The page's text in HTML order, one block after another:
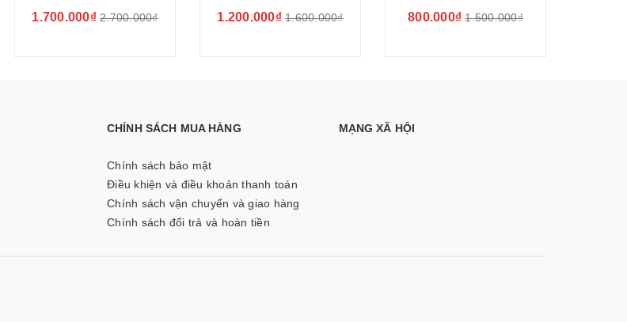
1.700.000₫ 2.700.000₫ 1.200.000₫ 1.600.000₫ 800.000₫ 1.500.000₫
CHÍNH SÁCH MUA HÀNG
Chính sách bảo mật
Điều khiện và điều khoản thanh toán
Chính sách vận chuyển và giao hàng
Chính sách đổi trả và hoàn tiền
MẠNG XÃ HỘI